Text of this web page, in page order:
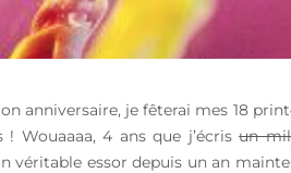
anniversaire, je fêterai mes 18
Wouaaaa, 4 ans que j’écrisun
véritable essor depuis un an